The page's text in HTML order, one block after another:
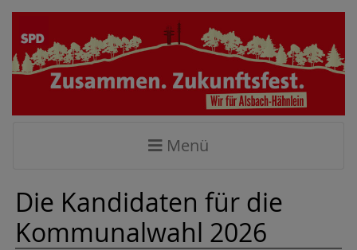
Menü
Die Kandidaten für die
Kommunalwahl 2026